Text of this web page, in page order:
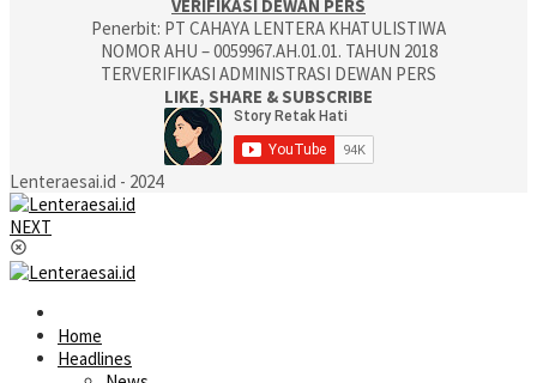
VERIFIKASI DEWAN PERS
Penerbit: PT CAHAYA LENTERA KHATULISTIWA
NOMOR AHU – 0059967.AH.01.01. TAHUN 2018
TERVERIFIKASI ADMINISTRASI DEWAN PERS
LIKE, SHARE & SUBSCRIBE
Lenteraesai.id - 2024
NEXT
Home
Headlines